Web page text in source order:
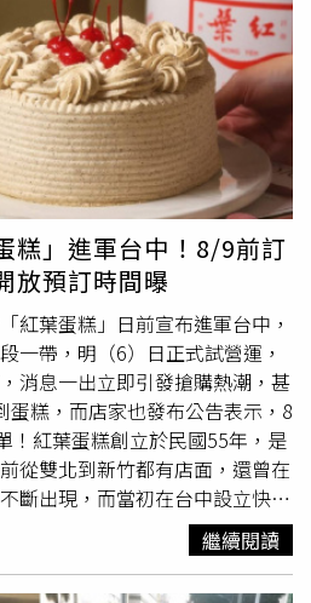
糕」進軍台中！8/9前訂
預訂時間曝
紅葉蛋糕」日前宣布進軍台中，
一帶，明（6）日正式試營運，
消息一出立即引發搶購熱潮，甚
蛋糕，而店家也發布公告表示，8
！紅葉蛋糕創立於民國55年，是
從雙北到新竹都有店面，還曾在
斷出現，而當初在台中設立快閃
等40分鐘才買得到，讓不少饕客
蛋糕正式進軍台中，自日前開放
打爆的狀態，還有網友在社群平
繼續閱讀